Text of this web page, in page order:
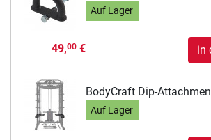
Auf Lager
49,00€ in
BodyCraft Dip-
Auf Lager